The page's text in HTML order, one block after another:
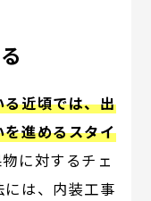
近頃では、出
進めるスタイ
に対するチェ
は、内装工事